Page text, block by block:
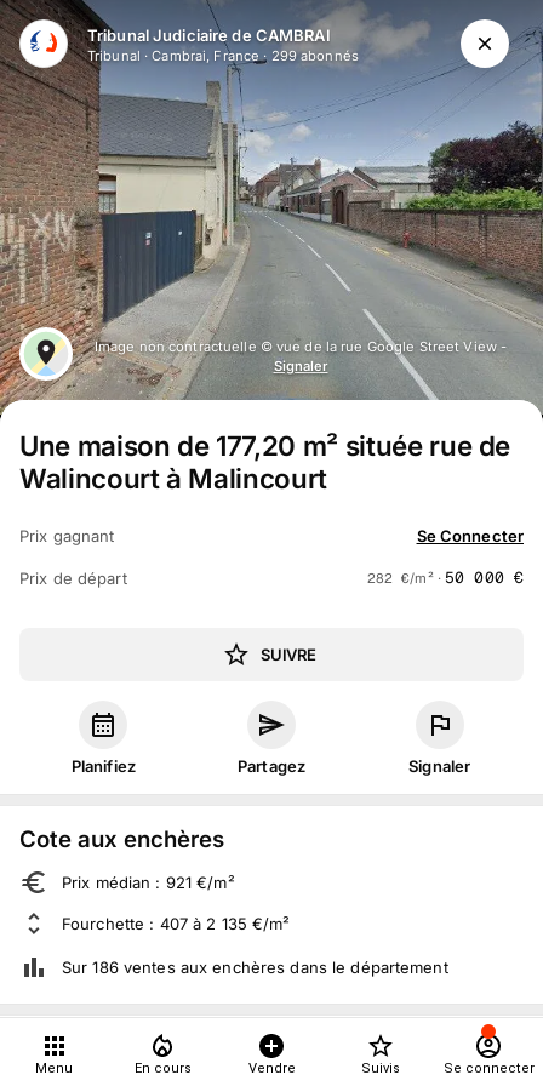
Aller au contenu principal
Tribunal Judiciaire de CAMBRAI
Tribunal ·Cambrai, France · 299abonnés
Image non contractuelle © vue de la rue Google Street View -
Signaler
Une maison de 177,20 m² située rue de
Walincourt à Malincourt
Prix gagnant Se Connecter
Prix de départ 282 €/m² · 50 000 €
SUIVRE
Planifiez Partagez Signaler
Cote aux enchères
Prix médian : 921 €/m²
Fourchette : 407 à 2 135 €/m²
Sur 186 ventes aux enchères dans le département
À propos
Menu En cours Vendre Suivis Se connecter